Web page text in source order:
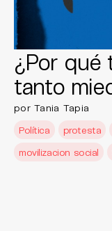
¿Por qué
tanto
por Tania Tapia
Política
protesta
movilizacion social